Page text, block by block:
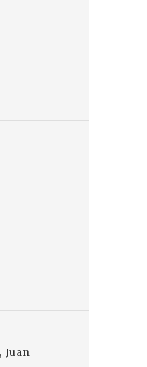
Juan